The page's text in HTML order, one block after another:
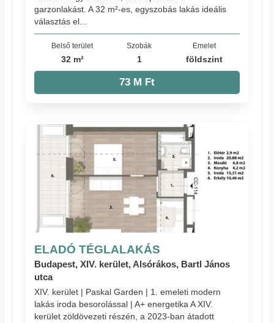
garzonlakást. A 32 m²-es, egyszobás lakás ideális
választás el...
Belső terület
32 m²
Szobák
1
Emelet
földszint
73 M Ft
ELADÓ TÉGLALAKÁS
Budapest, XIV. kerület, Alsórákos, Bartl János
utca
XIV. kerület | Paskal Garden | 1. emeleti modern
lakás iroda besorolással | A+ energetika A XIV.
kerület zöldövezeti részén, a 2023-ban átadott